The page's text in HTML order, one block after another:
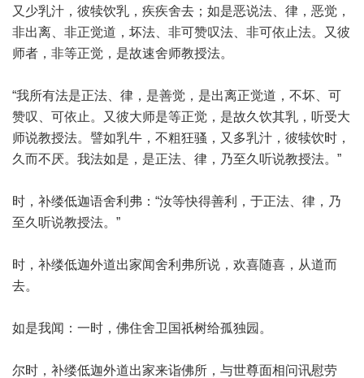
又少乳汁，彼犊饮乳，疾疾舍去；如是恶说法、律，恶觉，
非出离、非正觉道，坏法、非可赞叹法、非可依止法。又彼
师者，非等正觉，是故速舍师教授法。
“我所有法是正法、律，是善觉，是出离正觉道，不坏、可
赞叹、可依止。又彼大师是等正觉，是故久饮其乳，听受大
师说教授法。譬如乳牛，不粗狂骚，又多乳汁，彼犊饮时，
久而不厌。我法如是，是正法、律，乃至久听说教授法。”
时，补缕低迦语舍利弗：“汝等快得善利，于正法、律，乃
至久听说教授法。”
时，补缕低迦外道出家闻舍利弗所说，欢喜随喜，从道而
去。
如是我闻：一时，佛住舍卫国祇树给孤独园。
尔时，补缕低迦外道出家来诣佛所，与世尊面相问讯慰劳